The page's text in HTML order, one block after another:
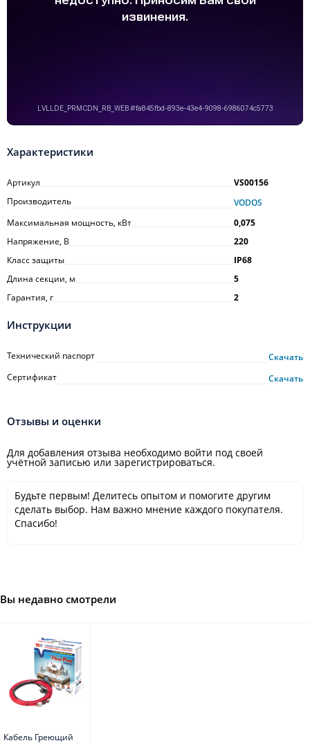
Характеристики
Артикул
VS00156
Производитель
VODOS
Максимальная мощность, кВт
0,075
Напряжение, В
220
Класс защиты
IP68
Длина секции, м
5
Гарантия, г
2
Инструкции
Технический паспорт
Скачать
Сертификат
Скачать
Отзывы и оценки
Для добавления отзыва необходимо войти под своей
учётной записью или зарегистрироваться.
Будьте первым! Делитесь опытом и помогите другим
сделать выбор. Нам важно мнение каждого покупателя.
Спасибо!
Вы недавно смотрели
Кабель Греющий